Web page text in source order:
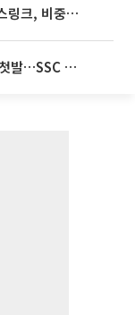
트럼프 “자석 사업을 하라”…제이에스링크, 비중국 영구자석 공급망 구축 속도
티웨이항공, 새 이름 '트리니티항공' 첫발…SSC 전략 본격화